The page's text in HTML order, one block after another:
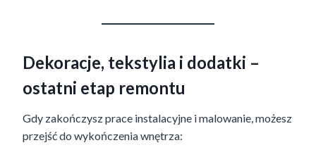
Dekoracje, tekstylia i dodatki –
ostatni etap remontu
Gdy zakończysz prace instalacyjne i malowanie, możesz
przejść do wykończenia wnętrza: